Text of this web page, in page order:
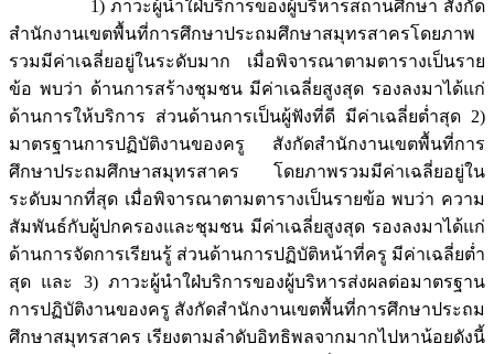
1) ภาวะผู้นำใฝ่บริการของผู้บริหารสถานศึกษา สังกัด
สำนักงานเขตพื้นที่การศึกษาประถมศึกษาสมุทรสาครโดยภาพ
รวมมีค่าเฉลี่ยอยู่ในระดับมาก เมื่อพิจารณาตามตารางเป็นราย
ข้อ พบว่า ด้านการสร้างชุมชน มีค่าเฉลี่ยสูงสุด รองลงมาได้แก่
ด้านการให้บริการ ส่วนด้านการเป็นผู้ฟังที่ดี มีค่าเฉลี่ยต่ำสุด 2)
มาตรฐานการปฏิบัติงานของครู สังกัดสำนักงานเขตพื้นที่การ
ศึกษาประถมศึกษาสมุทรสาคร โดยภาพรวมมีค่าเฉลี่ยอยู่ใน
ระดับมากที่สุด เมื่อพิจารณาตามตารางเป็นรายข้อ พบว่า ความ
สัมพันธ์กับผู้ปกครองและชุมชน มีค่าเฉลี่ยสูงสุด รองลงมาได้แก่
ด้านการจัดการเรียนรู้ ส่วนด้านการปฏิบัติหน้าที่ครู มีค่าเฉลี่ยต่ำ
สุด และ 3) ภาวะผู้นำใฝ่บริการของผู้บริหารส่งผลต่อมาตรฐาน
การปฏิบัติงานของครู สังกัดสำนักงานเขตพื้นที่การศึกษาประถม
ศึกษาสมุทรสาคร เรียงตามลำดับอิทธิพลจากมากไปหาน้อยดังนี้